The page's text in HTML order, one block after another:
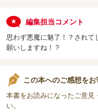
編集担当コメント
思わず悪魔に魅了！？され
願いしますね！？
この本へのご感想を
本書をお読みになったご意見
い。